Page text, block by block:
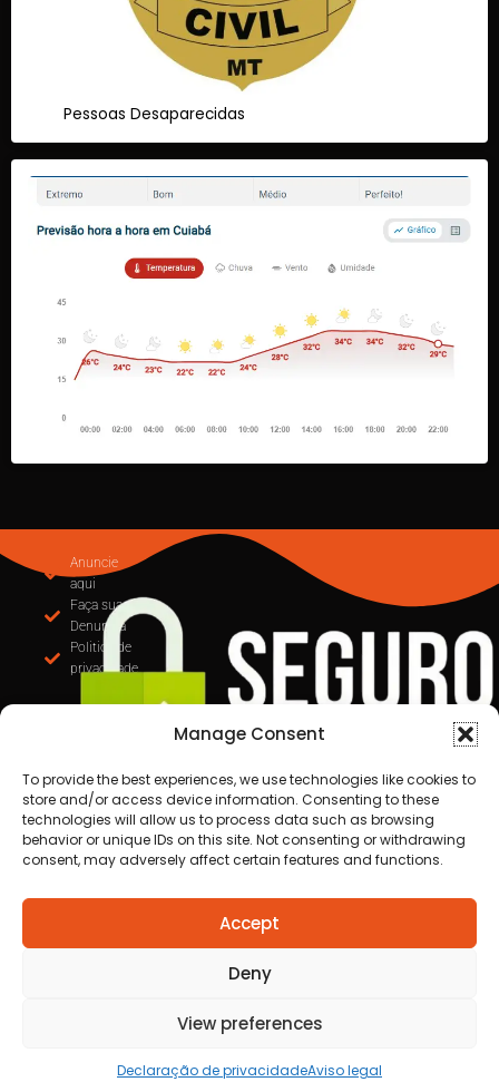
Manage Consent
To provide the best experiences, we use technologies like cookies to
store and/or access device information. Consenting to these
technologies will allow us to process data such as browsing
behavior or unique IDs on this site. Not consenting or withdrawing
consent, may adversely affect certain features and functions.
Accept
Deny
View preferences
Declaração de privacidadeAviso legal
Pessoas Desaparecidas
Anuncie
aqui
Faça sua
Denuncia
Politica de
privacidade
MT | 2025
Desenvolvido por Cafecursinho - soluções digitais